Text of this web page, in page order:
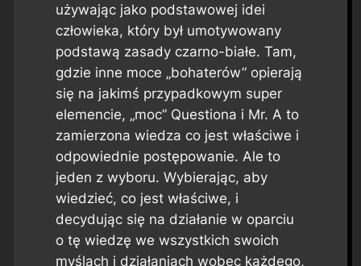
używając jako podstawowej idei
człowieka, który był umotywowany
podstawą zasady czarno-białe. Tam,
gdzie inne moce „bohaterów” opierają
się na jakimś przypadkowym super
elemencie, „moc” Questiona i Mr. A to
zamierzona wiedza co jest właściwe i
odpowiednie postępowanie. Ale to
jeden z wyboru. Wybierając, aby
wiedzieć, co jest właściwe, i
decydując się na działanie w oparciu
o tę wiedzę we wszystkich swoich
myślach i działaniach wobec każdego,